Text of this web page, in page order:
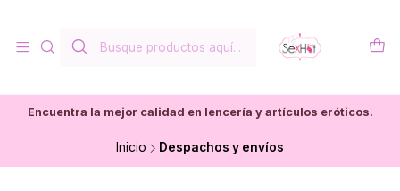
Encuentra la mejor calidad en lencería y artículos eróticos.
Inicio Despachos y envíos